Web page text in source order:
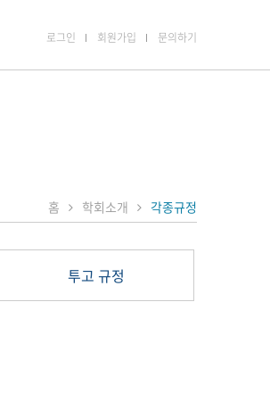
로그인 회원가입 문의하기
홈 학회소개 각종규정
투고 규정